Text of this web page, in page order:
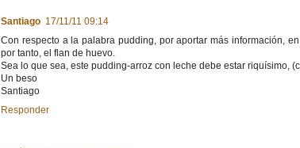
Santiago 17/11/11 09:14
Con respecto a la palabra pudding, por aportar más información,
por tanto, el flan de huevo.
Sea lo que sea, este pudding-arroz con leche debe estar riquísimo,
Un beso
Santiago
Responder